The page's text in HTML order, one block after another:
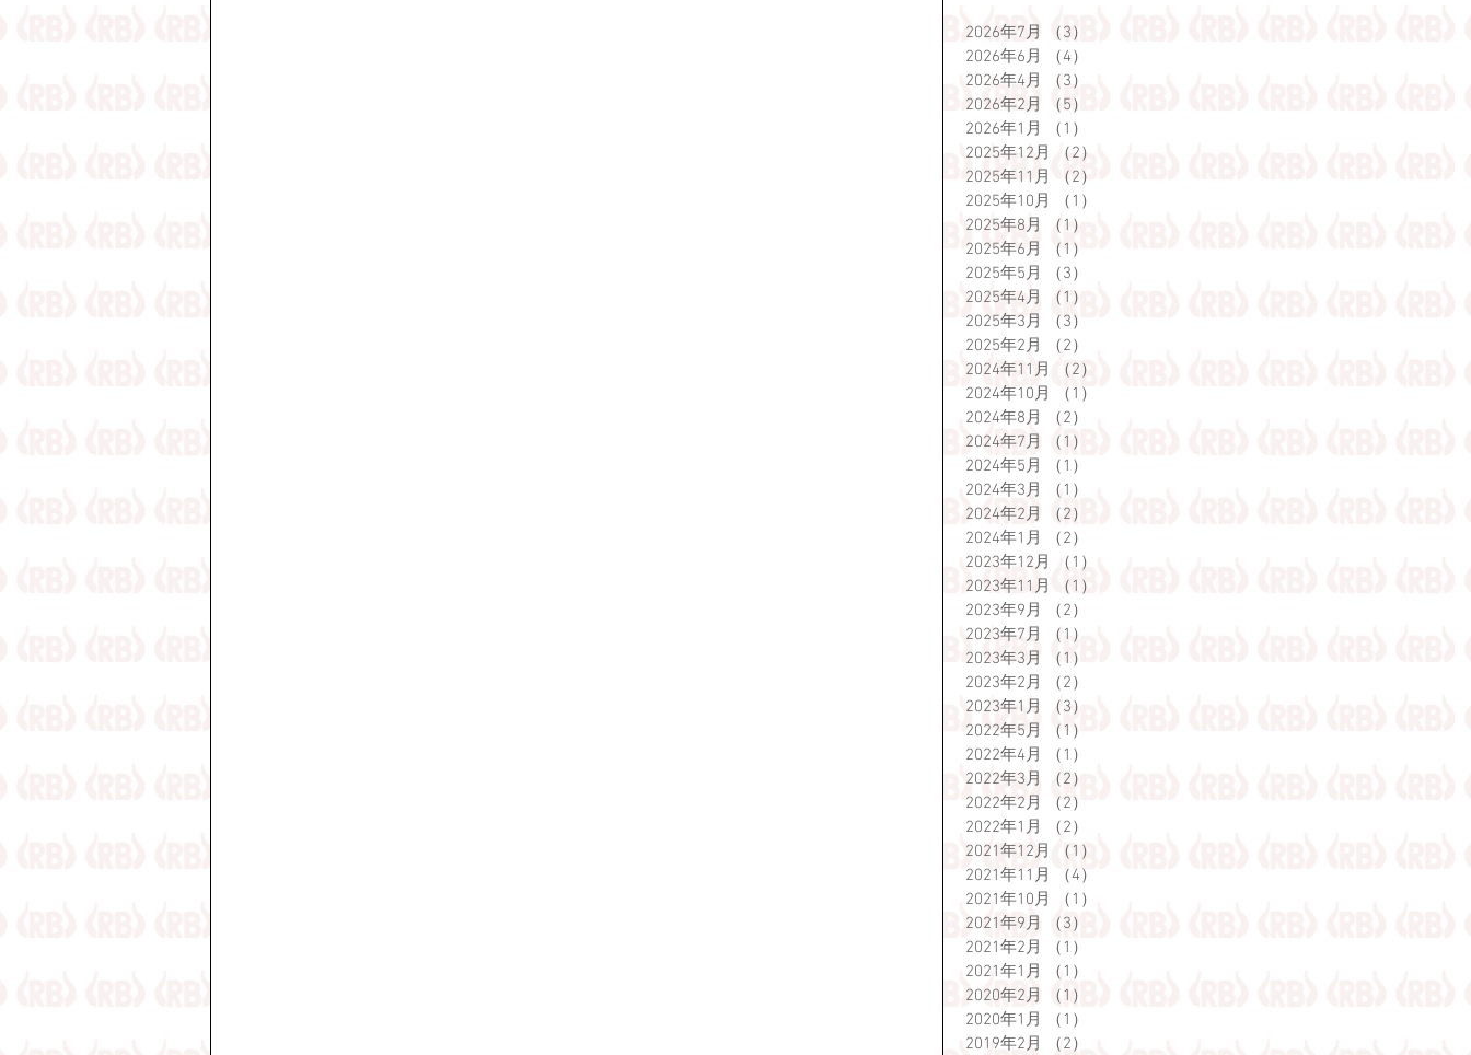
2026年7月 （3）
2026年6月
（4）
2026年4月
（3）
2026年2月
（5）
2026年1月
（1）
2025年12月
（2）
2025年11月
（2）
2025年10月
（1）
2025年8月
（1）
2025年6月
（1）
2025年5月
（3）
2025年4月
（1）
2025年3月
（3）
2025年2月
（2）
2024年11月
（2）
2024年10月
（1）
2024年8月
（2）
2024年7月
（1）
2024年5月
（1）
2024年3月
（1）
2024年2月
（2）
2024年1月
（2）
2023年12月
（1）
2023年11月
（1）
2023年9月
（2）
2023年7月
（1）
2023年3月
（1）
2023年2月
（2）
2023年1月
（3）
2022年5月
（1）
2022年4月
（1）
2022年3月
（2）
2022年2月
（2）
2022年1月
（2）
2021年12月
（1）
2021年11月
（4）
2021年10月
（1）
2021年9月
（3）
2021年2月
（1）
2021年1月
（1）
2020年2月
（1）
2020年1月
（1）
2019年2月
（2）